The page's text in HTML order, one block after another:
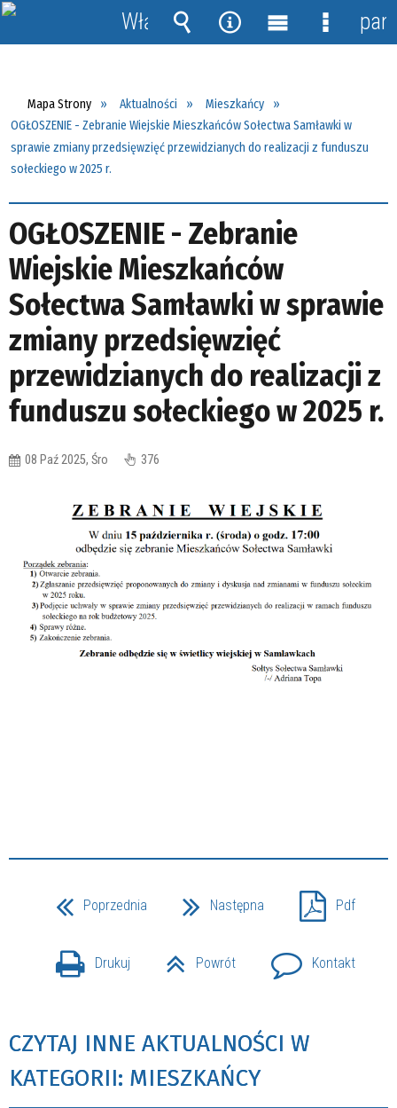
Mapa Strony Aktualności
Mieszkańcy
OGŁOSZENIE - Zebranie Wiejskie Mieszkańców Sołectwa Samławki w
sprawie zmiany przedsięwzięć przewidzianych do realizacji z funduszu
sołeckiego w 2025 r.
OGŁOSZENIE - Zebranie
Wiejskie Mieszkańców
Sołectwa Samławki w sprawie
zmiany przedsięwzięć
przewidzianych do realizacji z
funduszu sołeckiego w 2025 r.
08 Paź 2025, Śro 376
Poprzednia Następna Pdf
Drukuj Powrót Kontakt
CZYTAJ INNE AKTUALNOŚCI W
KATEGORII: MIESZKAŃCY
Włącz
powiadomienia
Wyszukiwarka
Narzędzia
MenuMenu